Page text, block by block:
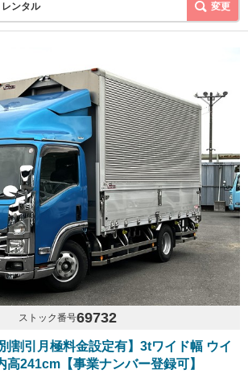
レンタル 変更
ストック番号69732
割引月極料金設定有】3tワイド幅 ウイ
241cm【事業ナンバー登録可】